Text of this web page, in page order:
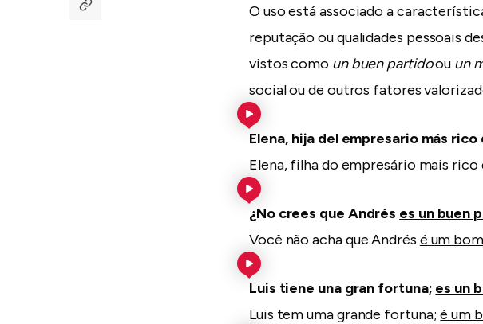
O uso está associado a
reputação ou qualidades pessoais
vistos como un buen partidoou un
social ou de outros fatores
Elena, hija del empresario más
Elena, filha do empresário mais
¿No crees que Andrés es un buen
Você não acha que Andrés é um
Luis tiene una gran fortuna; es un
Luis tem uma grande fortuna;é um